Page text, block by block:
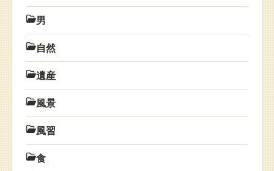
男
自然
遺産
風景
風習
食